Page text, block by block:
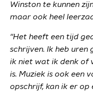
Winston te kunnen
maar ook heel
''Het heeft een tijd
schrijven. Ik heb uren
ik niet wat ik denk of
is. Muziek is ook een
opschrijf, kan ik er op